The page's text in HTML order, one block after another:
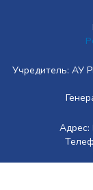
Учредитель: АУ
Адрес: